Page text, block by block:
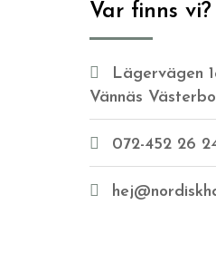
Var finns vi?
Lägervägen
Vännäs
072-452 26